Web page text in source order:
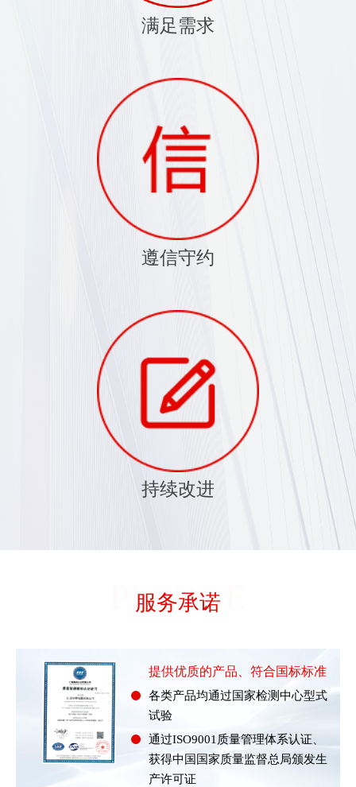
满足需求
遵信守约
持续改进
PLEDGE
服务承诺
提供优质的产品、符合国标标准
各类产品均通过国家检测中心型式
试验
通过ISO9001质量管理体系认证、
获得中国国家质量监督总局颁发生
产许可证